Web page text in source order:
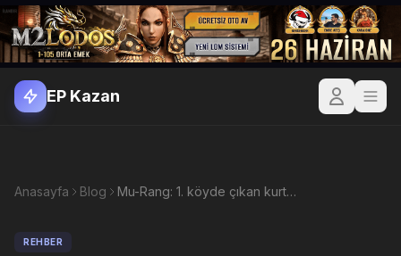
EP Kazan
Anasayfa Blog Mu-Rang: 1. köyde çıkan kurta benzer 4. sınıf bir yaratıktır. 16 lvl bir yaratıktır. Level 17 Görev Listesi Wonda-Rim C...
REHBER